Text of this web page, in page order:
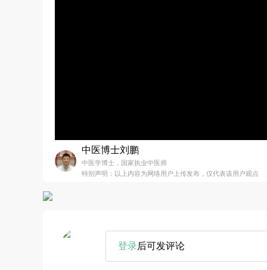
中医博士刘鹏
中医学博士，国家执业中医师
特别声明：以上内容为网络用户上传发布，仅代表该用户观点
登录后可发评论